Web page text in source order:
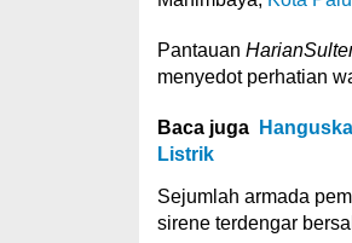
Pantauan
menyedot perhatian
Baca juga
Listrik
Sejumlah armada
sirene terdengar